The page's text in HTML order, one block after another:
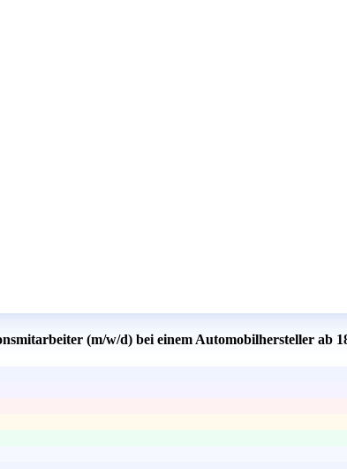
(m/w/d) bei einem Automobilhersteller ab